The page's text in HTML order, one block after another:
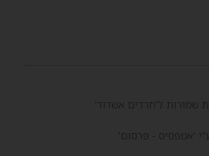
שמורות ל'חרדים אשדוד'
'אמפסיס - פרסום'